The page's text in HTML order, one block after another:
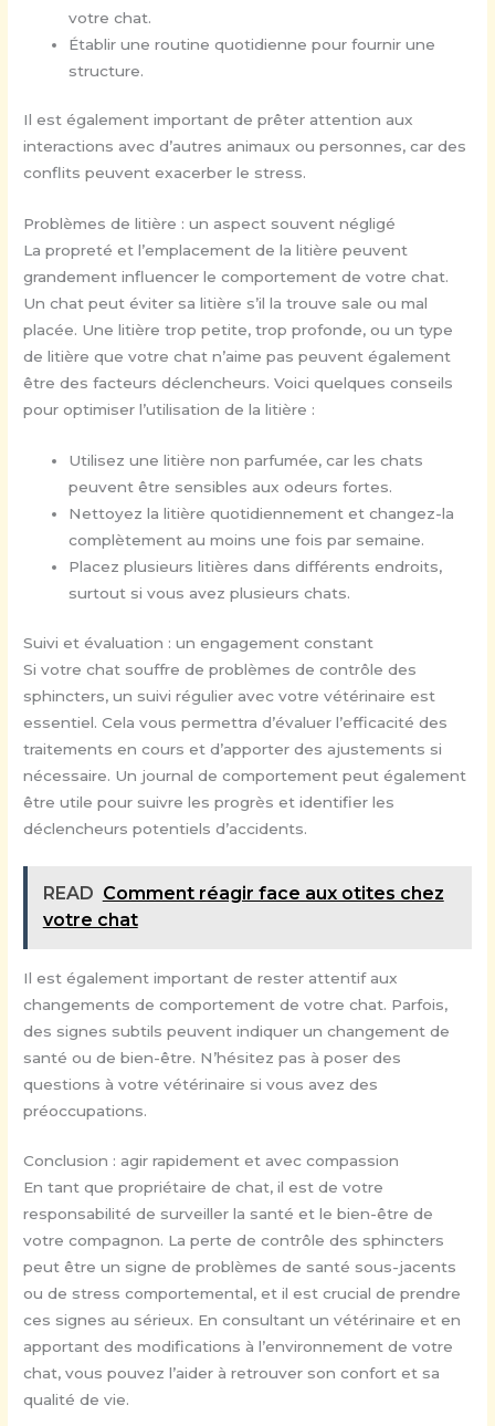
votre chat.
Établir une routine quotidienne pour fournir une
structure.
Il est également important de prêter attention aux
interactions avec d’autres animaux ou personnes, car des
conflits peuvent exacerber le stress.
Problèmes de litière : un aspect souvent négligé
La propreté et l’emplacement de la litière peuvent
grandement influencer le comportement de votre chat.
Un chat peut éviter sa litière s’il la trouve sale ou mal
placée. Une litière trop petite, trop profonde, ou un type
de litière que votre chat n’aime pas peuvent également
être des facteurs déclencheurs. Voici quelques conseils
pour optimiser l’utilisation de la litière :
Utilisez une litière non parfumée, car les chats
peuvent être sensibles aux odeurs fortes.
Nettoyez la litière quotidiennement et changez-la
complètement au moins une fois par semaine.
Placez plusieurs litières dans différents endroits,
surtout si vous avez plusieurs chats.
Suivi et évaluation : un engagement constant
Si votre chat souffre de problèmes de contrôle des
sphincters, un suivi régulier avec votre vétérinaire est
essentiel. Cela vous permettra d’évaluer l’efficacité des
traitements en cours et d’apporter des ajustements si
nécessaire. Un journal de comportement peut également
être utile pour suivre les progrès et identifier les
déclencheurs potentiels d’accidents.
READ Comment réagir face aux otites chez
votre chat
Il est également important de rester attentif aux
changements de comportement de votre chat. Parfois,
des signes subtils peuvent indiquer un changement de
santé ou de bien-être. N’hésitez pas à poser des
questions à votre vétérinaire si vous avez des
préoccupations.
Conclusion : agir rapidement et avec compassion
En tant que propriétaire de chat, il est de votre
responsabilité de surveiller la santé et le bien-être de
votre compagnon. La perte de contrôle des sphincters
peut être un signe de problèmes de santé sous-jacents
ou de stress comportemental, et il est crucial de prendre
ces signes au sérieux. En consultant un vétérinaire et en
apportant des modifications à l’environnement de votre
chat, vous pouvez l’aider à retrouver son confort et sa
qualité de vie.